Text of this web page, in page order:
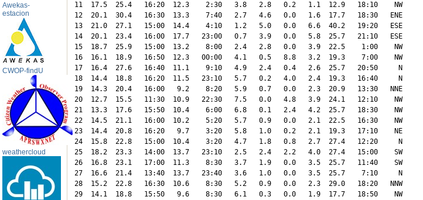
Awekas-
estacion
CWOP-findU
weathercloud
11  17.5  25.4   16:20  12.3    2:30   3.8   2.8   0.2   1.1  12.9   18:10    NW
12  20.1  30.4   16:30  13.3    7:40   2.7   4.6   0.0   1.6  17.7   18:30   ENE
13  21.0  27.1   15:00  14.4    4:10   1.2   5.0   0.0   6.6  40.2   19:20   ESE
14  20.1  23.4   16:00  17.7   23:00   0.7   3.9   0.0   5.8  25.7   21:10   ESE
15  18.7  25.9   15:00  13.2    8:00   2.4   2.8   0.0   3.9  22.5    1:00    NW
16  16.1  18.9   16:50  12.3   00:00   4.1   0.5   8.8   3.2  19.3    7:00    NW
17  16.4  27.6   16:40  11.1    9:10   4.9   2.4   0.4   2.6  25.7   20:50     N
18  14.4  18.8   16:20  11.5   23:10   5.7   0.2   4.0   2.4  19.3   16:40     N
19  14.3  20.4   16:00   9.2    8:20   5.9   0.7   0.0   2.3  20.9   13:30   NNE
20  12.7  15.5   11:30  10.9   22:30   7.5   0.0   4.8   3.9  24.1   12:10    NW
21  13.3  17.6   15:50  10.4    6:00   6.8   0.1   2.4   4.2  25.7   18:30    NW
22  14.5  21.1   16:00  10.2    5:20   5.7   0.9   0.0   2.1  22.5   16:30    NW
23  14.4  20.8   16:20   9.7    3:20   5.8   1.0   0.2   2.1  19.3   17:10    NE
24  15.8  22.8   15:00  10.4    3:20   4.7   1.8   0.8   2.7  27.4   12:20     N
25  18.2  23.3   14:00  13.7   23:10   2.5   2.4   2.2   4.0  27.4   15:00    SW
26  16.8  23.1   17:00  11.3    8:30   3.7   1.9   0.0   3.5  25.7   11:40    SW
27  16.6  21.4   13:40  13.7   23:40   3.6   1.0   0.0   3.5  25.7    7:10     N
28  15.2  22.8   16:30  10.6    8:30   5.2   0.9   0.0   2.3  29.0   18:20   NNW
29  14.1  18.8   15:50   9.6    8:30   6.1   0.3   0.0   1.9  17.7   18:50    NW